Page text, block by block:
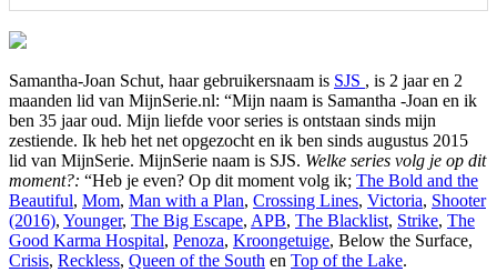
Samantha-Joan Schut, haar gebruikersnaam is SJS , is 2 jaar en 2
maanden lid van MijnSerie.nl: “Mijn naam is Samantha -Joan en ik
ben 35 jaar oud. Mijn liefde voor series is ontstaan sinds mijn
zestiende. Ik heb het net opgezocht en ik ben sinds augustus 2015
lid van MijnSerie. MijnSerie naam is SJS. Welke series volg je op dit
moment?: “Heb je even? Op dit moment volg ik; The Bold and the
Beautiful, Mom, Man with a Plan, Crossing Lines, Victoria, Shooter
(2016), Younger, The Big Escape, APB, The Blacklist, Strike, The
Good Karma Hospital, Penoza, Kroongetuige, Below the Surface,
Crisis, Reckless, Queen of the South en Top of the Lake.